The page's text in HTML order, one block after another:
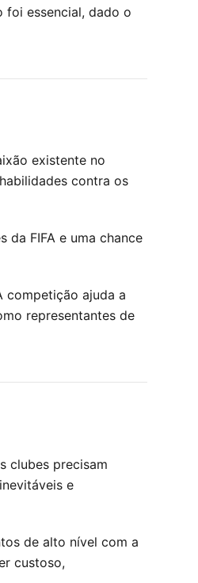
foi essencial, dado o
existente no
contra os
da FIFA e uma chance
competição ajuda a
representantes de
clubes precisam
e
de alto nível com a
custoso,